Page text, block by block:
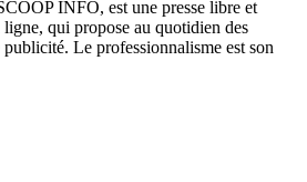
INFO, est une presse libre et
qui propose au quotidien des
Le professionnalisme est son